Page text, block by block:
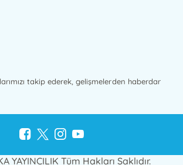
takip ederek, gelişmelerden haberdar
YAYINCILIK Tüm Hakları Saklıdır.